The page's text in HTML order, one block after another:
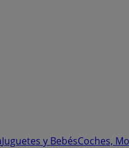
Juguetes y BebésCoches,